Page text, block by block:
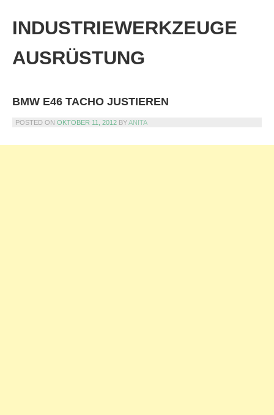
content
INDUSTRIEWERKZEUGE
AUSRÜSTUNG
BMW E46 TACHO JUSTIEREN
POSTED ON OKTOBER 11, 2012 BYANITA